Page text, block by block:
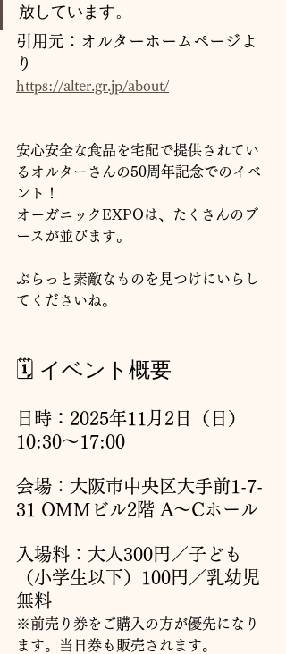
放しています。
引用元：オルターホームページよ
り
https://alter.gr.jp/about/
安心安全な食品を宅配で提供されてい
るオルターさんの50周年記念でのイベ
ント！
オーガニックEXPOは、たくさんのブ
ースが並びます。
ぶらっと素敵なものを見つけにいらし
てくださいね。
🗓 イベント概要
日時：2025年11月2日（日）
10:30〜17:00
会場：大阪市中央区大手前1-7-
31 OMMビル2階 A〜Cホール
入場料：大人300円／子ども
（小学生以下）100円／乳幼児
無料
※前売り券をご購入の方が優先になり
ます。当日券も販売されます。